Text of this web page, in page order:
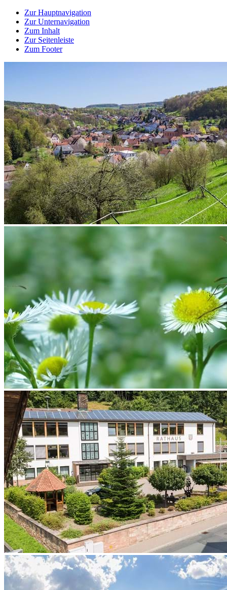
Zur Hauptnavigation
Zur Unternavigation
Zum Inhalt
Zur Seitenleiste
Zum Footer